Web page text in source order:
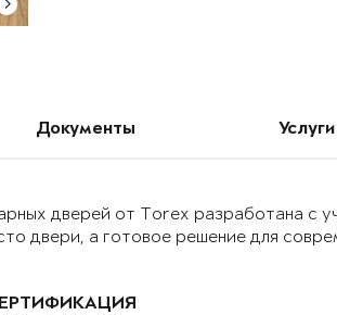
Документы Услуги
дверей от Torex разработана с
двери, а готовое решение для